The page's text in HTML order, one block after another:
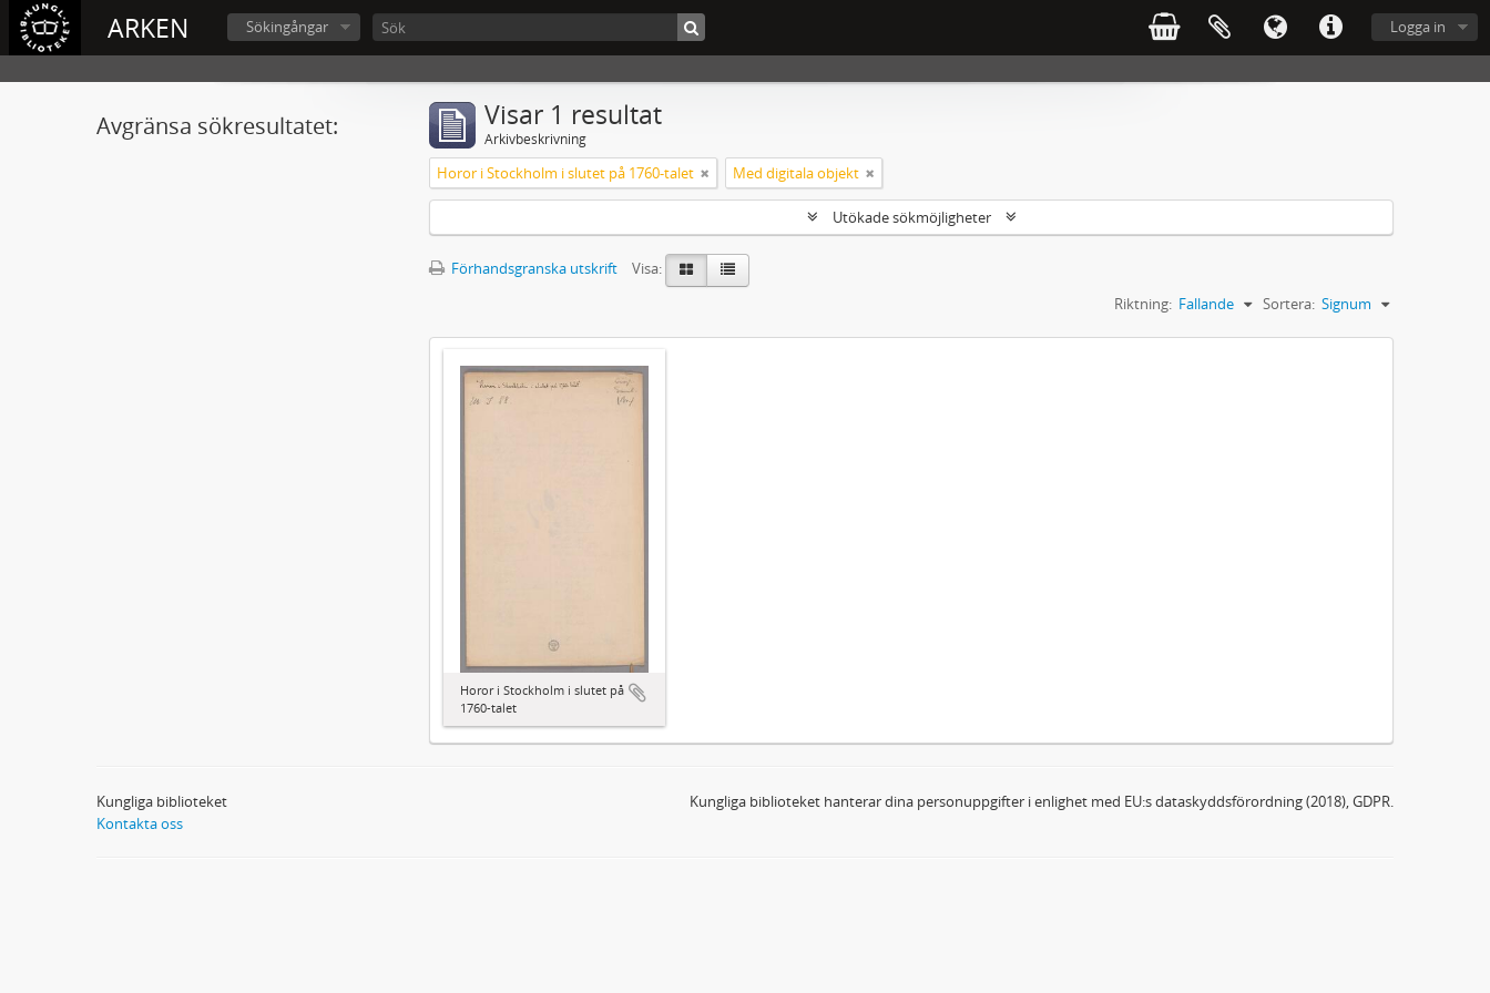
ARKEN Logga in
Sökingångar
Avgränsa sökresultatet: Visar 1 resultat
Arkivbeskrivning
Horor i Stockholm i slutet på 1760-talet Med digitala objekt
Utökade sökmöjligheter
Förhandsgranska utskrift
Visa:
Sortera: Signum
Riktning: Fallande
Horor i Stockholm i slutet på
1760-talet
Kungliga biblioteket
Kontakta oss
Kungliga biblioteket hanterar dina personuppgifter i enlighet med EU:s dataskyddsförordning (2018), GDPR.